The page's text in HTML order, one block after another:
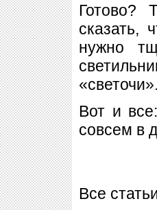
Готово?
сказать,
нужно
«светочи».
Вот и
совсем в
Все